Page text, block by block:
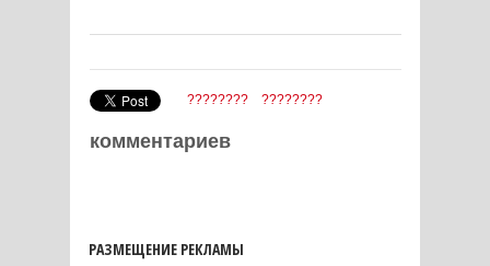
???????? ????????
комментариев
РАЗМЕЩЕНИЕ РЕКЛАМЫ